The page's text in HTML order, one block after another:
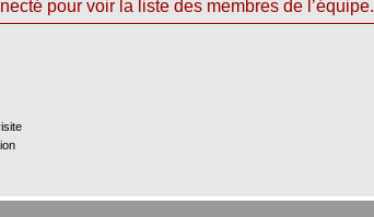
pour voir la liste des membres de l’équipe.